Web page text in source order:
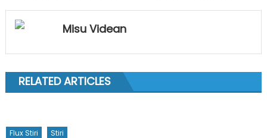
Misu Videan
RELATED ARTICLES
Flux Stiri Stiri